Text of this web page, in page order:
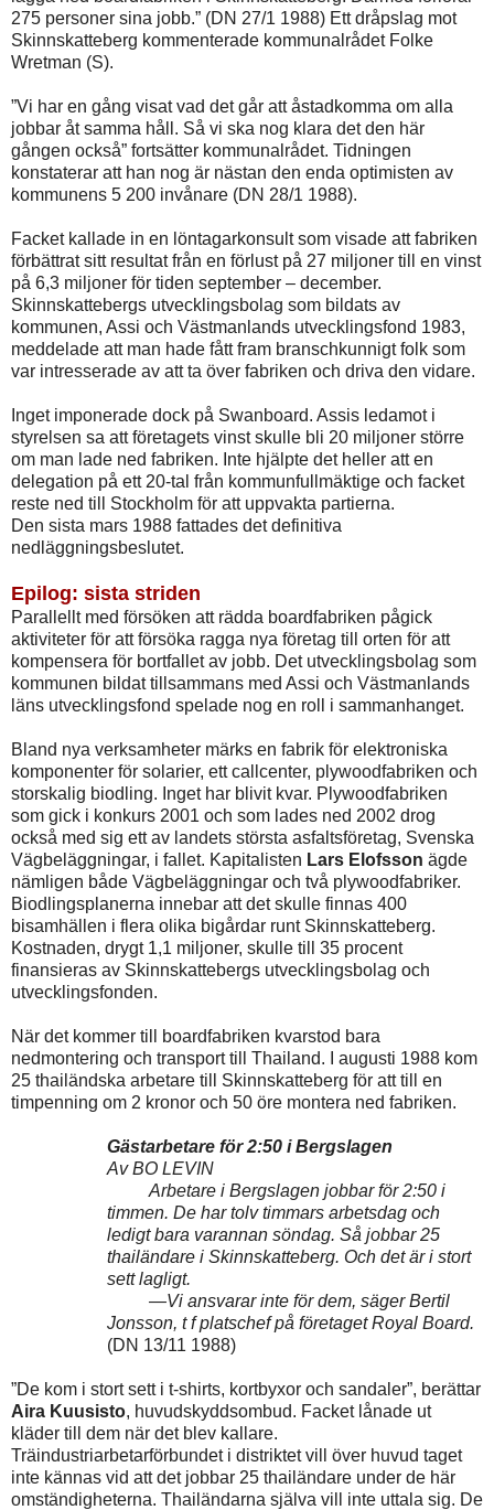
275 personer sina jobb.” (DN 27/1 1988) Ett dråpslag mot
Skinnskatteberg kommenterade kommunalrådet Folke
Wretman (S).
”Vi har en gång visat vad det går att åstadkomma om alla
jobbar åt samma håll. Så vi ska nog klara det den här
gången också” fortsätter kommunalrådet. Tidningen
konstaterar att han nog är nästan den enda optimisten av
kommunens 5 200 invånare (DN 28/1 1988).
Facket kallade in en löntagarkonsult som visade att fabriken
förbättrat sitt resultat från en förlust på 27 miljoner till en vinst
på 6,3 miljoner för tiden september – december.
Skinnskattebergs utvecklingsbolag som bildats av
kommunen, Assi och Västmanlands utvecklingsfond 1983,
meddelade att man hade fått fram branschkunnigt folk som
var intresserade av att ta över fabriken och driva den vidare.
Inget imponerade dock på Swanboard. Assis ledamot i
styrelsen sa att företagets vinst skulle bli 20 miljoner större
om man lade ned fabriken. Inte hjälpte det heller att en
delegation på ett 20-tal från kommunfullmäktige och facket
reste ned till Stockholm för att uppvakta partierna.
Den sista mars 1988 fattades det definitiva
nedläggningsbeslutet.
Epilog: sista striden
Parallellt med försöken att rädda boardfabriken pågick
aktiviteter för att försöka ragga nya företag till orten för att
kompensera för bortfallet av jobb. Det utvecklingsbolag som
kommunen bildat tillsammans med Assi och Västmanlands
läns utvecklingsfond spelade nog en roll i sammanhanget.
Bland nya verksamheter märks en fabrik för elektroniska
komponenter för solarier, ett callcenter, plywoodfabriken och
storskalig biodling. Inget har blivit kvar. Plywoodfabriken
som gick i konkurs 2001 och som lades ned 2002 drog
också med sig ett av landets största asfaltsföretag, Svenska
Vägbeläggningar, i fallet. Kapitalisten Lars Elofsson ägde
nämligen både Vägbeläggningar och två plywoodfabriker.
Biodlingsplanerna innebar att det skulle finnas 400
bisamhällen i flera olika bigårdar runt Skinnskatteberg.
Kostnaden, drygt 1,1 miljoner, skulle till 35 procent
finansieras av Skinnskattebergs utvecklingsbolag och
utvecklingsfonden.
När det kommer till boardfabriken kvarstod bara
nedmontering och transport till Thailand. I augusti 1988 kom
25 thailändska arbetare till Skinnskatteberg för att till en
timpenning om 2 kronor och 50 öre montera ned fabriken.
Gästarbetare för 2:50 i Bergslagen
Av BO LEVIN
Arbetare i Bergslagen jobbar för 2:50 i
timmen. De har tolv timmars arbetsdag och
ledigt bara varannan söndag. Så jobbar 25
thailändare i Skinnskatteberg. Och det är i stort
sett lagligt.
—Vi ansvarar inte för dem, säger Bertil
Jonsson, t f platschef på företaget Royal Board.
(DN 13/11 1988)
”De kom i stort sett i t-shirts, kortbyxor och sandaler”, berättar
Aira Kuusisto, huvudskyddsombud. Facket lånade ut
kläder till dem när det blev kallare.
Träindustriarbetarförbundet i distriktet vill över huvud taget
inte kännas vid att det jobbar 25 thailändare under de här
omständigheterna. Thailändarna själva vill inte uttala sig. De